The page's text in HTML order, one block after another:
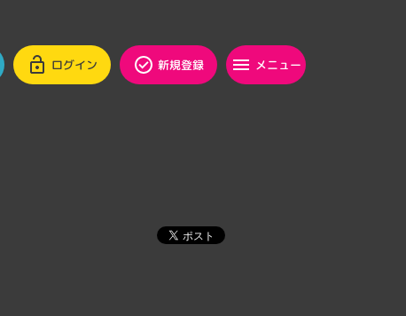
ログイン 新規登録 メニュー